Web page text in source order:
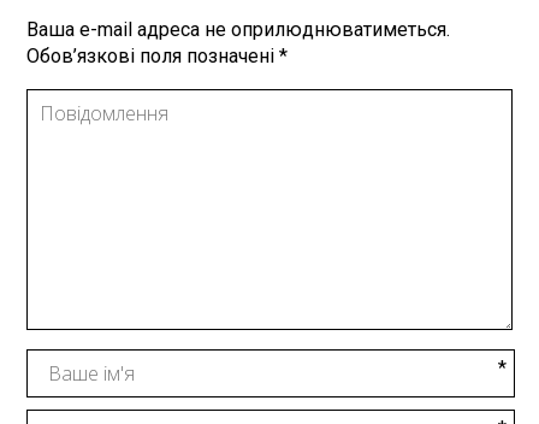
Ваша e-mail адреса не оприлюднюватиметься.
Обов’язкові поля позначені*